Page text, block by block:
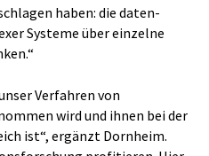
haben: die daten-
Systeme über einzelne
Verfahren von
wird und ihnen bei der
ist“, ergänzt Dornheim.